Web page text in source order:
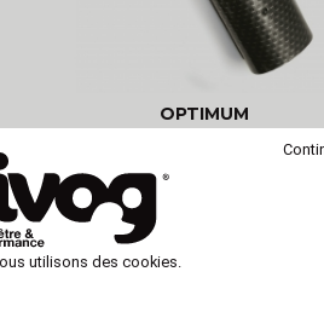
OPTIMUM
Tondeuse de coupe pour
Semi Pro - Optimum CLEVER
utilisons des cookies.